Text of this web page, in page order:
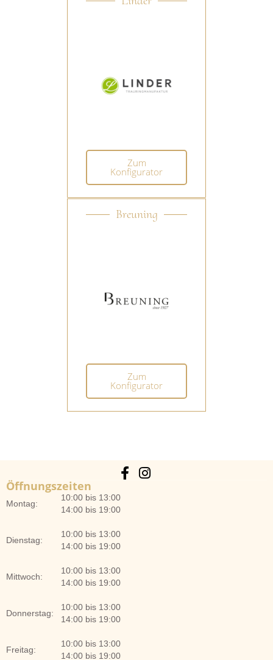
Zum
Konfigurator
Breuning
Zum
Konfigurator
Öffnungszeiten
Montag:
10:00 bis 13:00
14:00 bis 19:00
Dienstag:
10:00 bis 13:00
14:00 bis 19:00
Mittwoch:
10:00 bis 13:00
14:00 bis 19:00
Donnerstag:
10:00 bis 13:00
14:00 bis 19:00
Freitag:
10:00 bis 13:00
14:00 bis 19:00